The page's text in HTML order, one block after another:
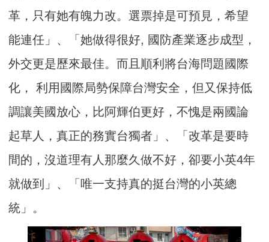
革，只有她有魄力改。選票掉是可預見，希望
能連任」、「她做得很好, 國防產業逐步成型，
外交更是歷來最佳。而且順利將台海問題國際
化， 利用國際局勢保障台灣安全，但又保持低
調讓美國放心，比阿輝伯更好，不愧是兩國論
起草人，真正的務實台獨者」、「改革是要時
間的，沒道理有人那麼久做不好，卻要小英4年
就做到」、「唯一支持真的挺台灣的小英總
統」。